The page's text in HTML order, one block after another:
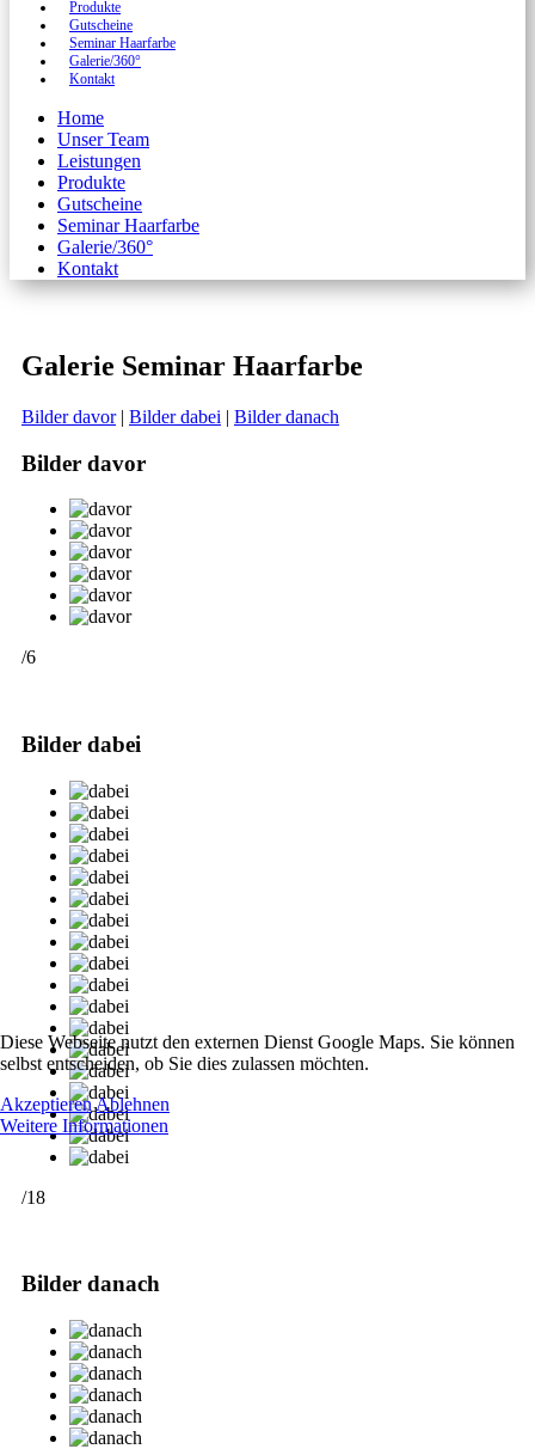
Produkte
Gutscheine
Seminar Haarfarbe
Galerie/360°
Kontakt
Home
Unser Team
Leistungen
Produkte
Gutscheine
Seminar Haarfarbe
Galerie/360°
Kontakt
Galerie Seminar Haarfarbe
Bilder davor| Bilder dabei | Bilder danach
Bilder davor
/6
Bilder dabei
/18
Bilder danach
Diese Webseite nutzt den externen Dienst Google Maps. Sie können
selbst entscheiden, ob Sie dies zulassen möchten.
AkzeptierenAblehnen
Weitere Informationen